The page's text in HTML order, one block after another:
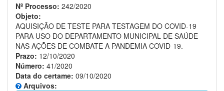
Nº Processo: 242/2020
Objeto:
AQUISIÇÃO DE TESTE PARA TESTAGEM DO COVID-19
PARA USO DO DEPARTAMENTO MUNICIPAL DE SAÚDE
NAS AÇÕES DE COMBATE A PANDEMIA COVID-19.
Prazo: 12/10/2020
Número: 41/2020
Data do certame: 09/10/2020
Arquivos: